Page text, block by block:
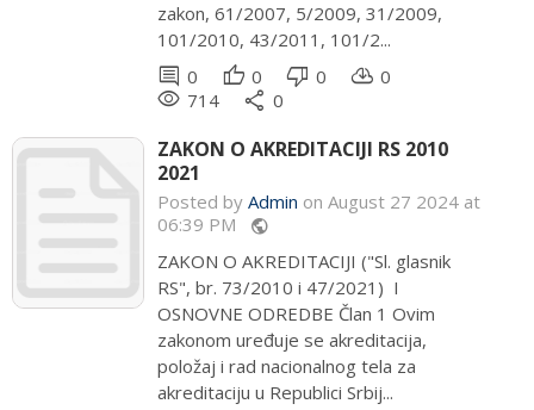
zakon, 61/2007, 5/2009, 31/2009,
101/2010, 43/2011, 101/2...
comment 0 thumb_up 0 thumb_down 0 cloud_download 0
remove_red_eye 714 share 0
ZAKON O AKREDITACIJI RS 2010
2021
Posted by Admin on August 27 2024 at
06:39 PM public
ZAKON O AKREDITACIJI ("Sl. glasnik
RS", br. 73/2010 i 47/2021) I
OSNOVNE ODREDBE Član 1 Ovim
zakonom uređuje se akreditacija,
položaj i rad nacionalnog tela za
akreditaciju u Republici Srbij...